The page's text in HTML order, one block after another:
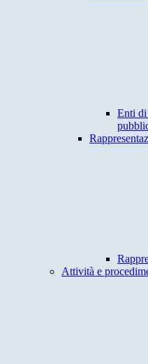
Enti
Attività e